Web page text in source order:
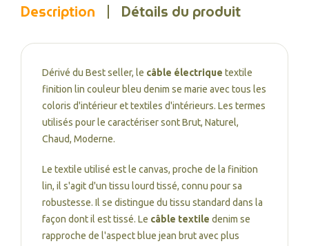
Description Détails du produit
Dérivé du Best seller, le câble électrique textile
finition lin couleur bleu denim se marie avec tous les
coloris d'intérieur et textiles d'intérieurs. Les termes
utilisés pour le caractériser sont Brut, Naturel,
Chaud, Moderne.
Le textile utilisé est le canvas, proche de la finition
lin, il s'agit d'un tissu lourd tissé, connu pour sa
robustesse. Il se distingue du tissu standard dans la
façon dont il est tissé. Le câble textile denim se
rapproche de l'aspect blue jean brut avec plus